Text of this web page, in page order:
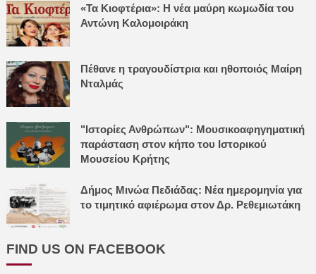
«Τα Κιοφτέρια»: Η νέα μαύρη κωμωδία του
Αντώνη Καλομοιράκη
Πέθανε η τραγουδίστρια και ηθοποιός Μαίρη
Νταλμάς
"Ιστορίες Ανθρώπων": Μουσικοαφηγηματική
παράσταση στον κήπο του Ιστορικού
Μουσείου Κρήτης
Δήμος Μινώα Πεδιάδας: Νέα ημερομηνία για
το τιμητικό αφιέρωμα στον Δρ. Ρεθεμιωτάκη
FIND US ON FACEBOOK